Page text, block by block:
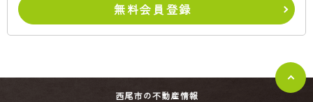
無料会員登録
西尾市の不動産情報